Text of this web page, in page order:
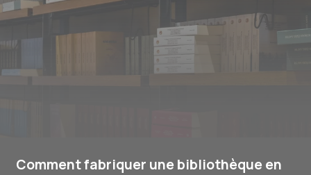
Comment fabriquer une bibliothèque en